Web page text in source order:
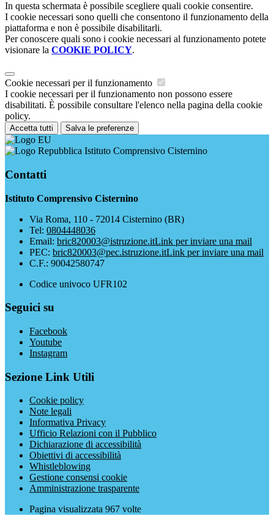
In questa schermata è possibile scegliere quali cookie consentire.
I cookie necessari sono quelli che consentono il funzionamento della
piattaforma e non è possibile disabilitarli.
Per conoscere quali sono i cookie necessari al funzionamento potete
visionare la COOKIE POLICY.
Cookie necessari per il funzionamento
I cookie necessari per il funzionamento non possono essere
disabilitati. È possibile consultare l'elenco nella pagina della cookie
policy.
Accetta tutti Salva le preferenze
Istituto Comprensivo Cisternino
Contatti
Istituto Comprensivo Cisternino
Via Roma, 110 - 72014 Cisternino (BR)
Tel: 0804448036
Email: bric820003@istruzione.itLink per inviare una mail
PEC: bric820003@pec.istruzione.itLink per inviare una mail
C.F.: 90042580747
Codice univoco UFR102
Seguici su
Facebook
Youtube
Instagram
Sezione Link Utili
Cookie policy
Note legali
Informativa Privacy
Ufficio Relazioni con il Pubblico
Dichiarazione di accessibilità
Obiettivi di accessibilità
Whistleblowing
Gestione consensi cookie
Amministrazione trasparente
Pagina visualizzata 967 volte